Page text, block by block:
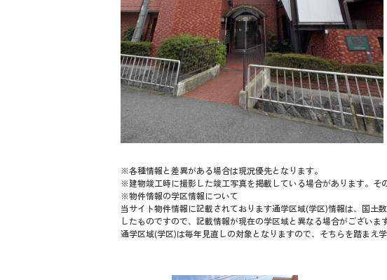
※各種情報と差異がある場合は現況優先となります。
※建物竣工時に撮影した竣工写真を掲載している場合があります。そ
※物件情報の学区情報について
当サイト物件情報に記載されております通学区域(学区)情報は、国土
したものですので、記載情報が現在の学区域と異なる場合がござい
通学区域(学区)は毎年見直しの対象となりますので、そちらを踏まえ